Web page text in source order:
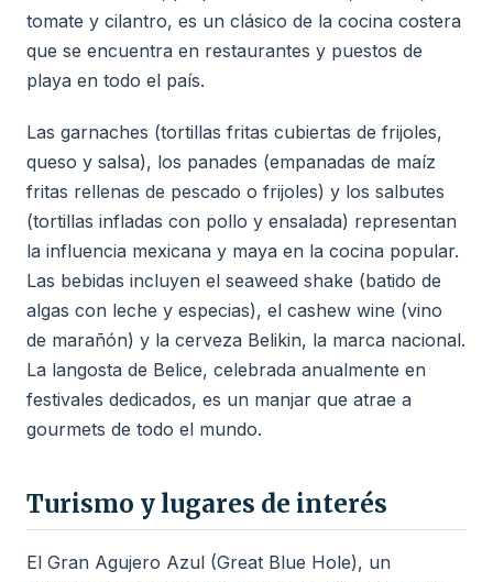
tomate y cilantro, es un clásico de la cocina costera
que se encuentra en restaurantes y puestos de
playa en todo el país.
Las garnaches (tortillas fritas cubiertas de frijoles,
queso y salsa), los panades (empanadas de maíz
fritas rellenas de pescado o frijoles) y los salbutes
(tortillas infladas con pollo y ensalada) representan
la influencia mexicana y maya en la cocina popular.
Las bebidas incluyen el seaweed shake (batido de
algas con leche y especias), el cashew wine (vino
de marañón) y la cerveza Belikin, la marca nacional.
La langosta de Belice, celebrada anualmente en
festivales dedicados, es un manjar que atrae a
gourmets de todo el mundo.
Turismo y lugares de interés
El Gran Agujero Azul (Great Blue Hole), un